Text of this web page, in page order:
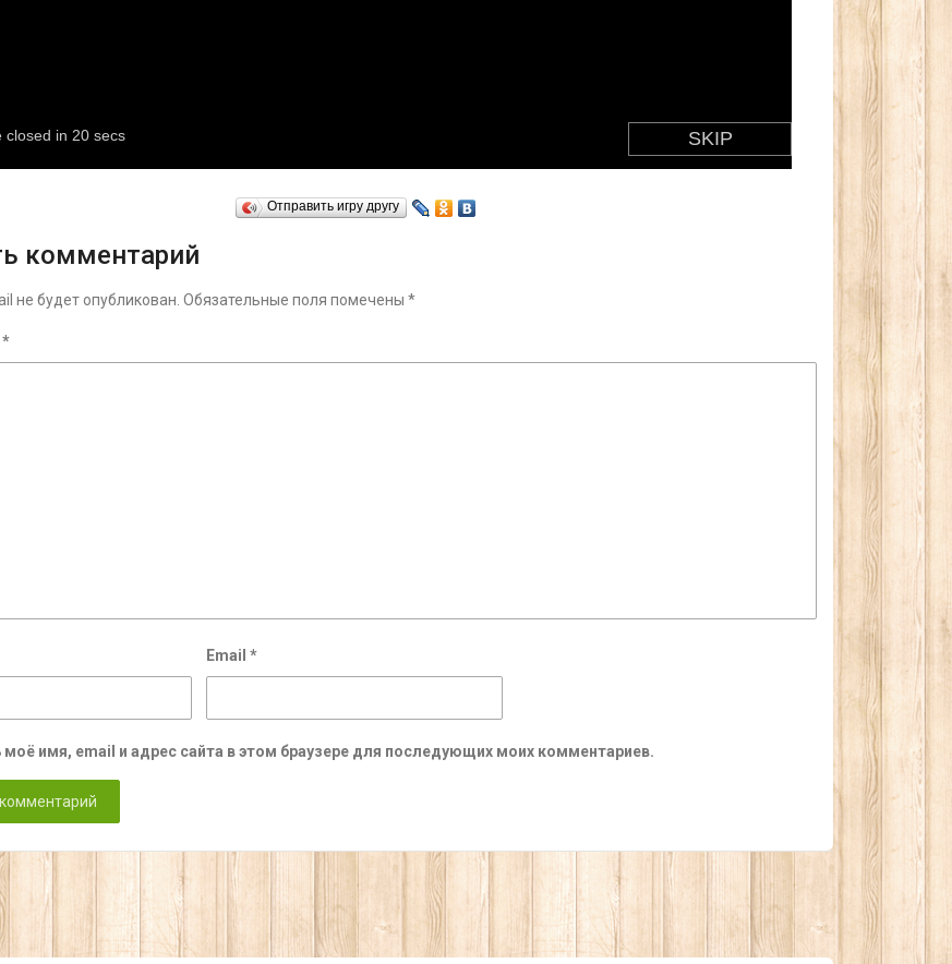
Отправить игру другу
комментарий
не будет опубликован. Обязательные поля помечены*
*
Email *
моё имя, email и адрес сайта в этом браузере для последующих моих комментариев.